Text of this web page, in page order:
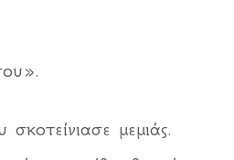
μεμιάς.